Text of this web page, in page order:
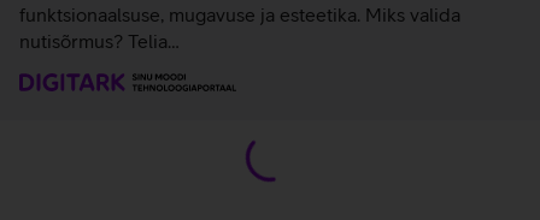
funktsionaalsuse, mugavuse ja esteetika. Miks valida
nutisõrmus? Telia…